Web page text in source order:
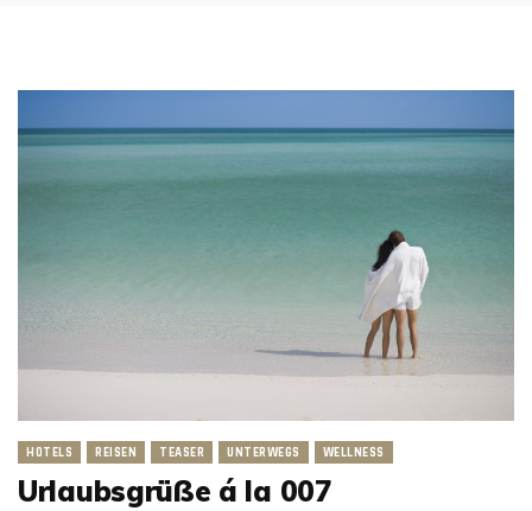
HOTELS REISEN TEASER UNTERWEGS WELLNESS
Urlaubsgrüße á la 007